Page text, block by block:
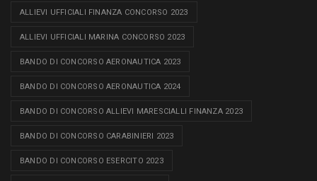
ALLIEVI UFFICIALI FINANZA CONCORSO 2023
ALLIEVI UFFICIALI MARINA CONCORSO 2023
BANDO DI CONCORSO AERONAUTICA 2023
BANDO DI CONCORSO AERONAUTICA 2024
BANDO DI CONCORSO ALLIEVI MARESCIALLI FINANZA 2023
BANDO DI CONCORSO CARABINIERI 2023
BANDO DI CONCORSO ESERCITO 2023